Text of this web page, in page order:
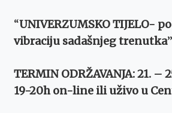
“UNIVERZUMSKO TIJELO-
vibraciju sadašnjeg trenutka”
TERMIN ODRŽAVANJA: 21. –
19-20h on-line ili uživo u